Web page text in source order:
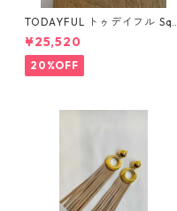
TODAYFUL トゥデイフル
are Short Boots 12321008 1
2521006
¥25,520
20%OFF